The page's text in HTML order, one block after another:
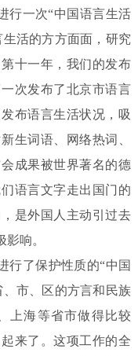
行一次“中国语言生活
活的方方面面，研究
十一年，我们的发布
次发布了北京市语言
布语言生活状况，吸
生词语、网络热词、
成果被世界著名的德
语言文字走出国门的
是外国人主动引过去
响。
行了保护性质的“中国
市、区的方言和民族
上海等省市做得比较
来了。这项工作的全